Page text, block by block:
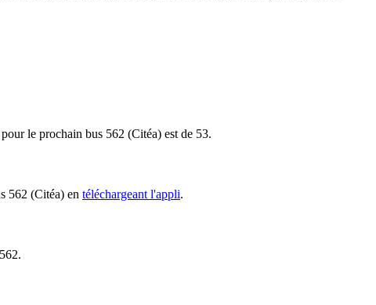
le prochain bus 562 (Citéa) est de 53.
562 (Citéa) en téléchargeant l'appli.